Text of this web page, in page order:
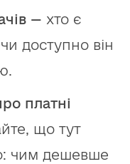
— хто є
доступно він
платні
що тут
чим дешевше